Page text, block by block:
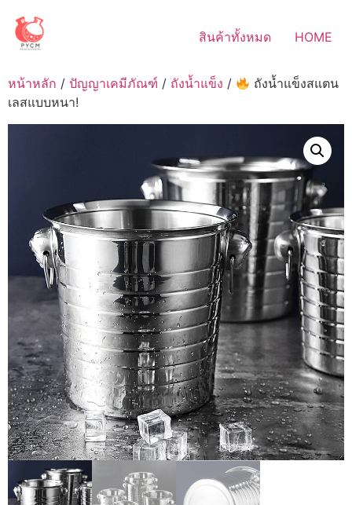
content
สินค้าทั้งหมด HOME
หน้าหลัก / ปัญญาเคมีภัณฑ์ / ถังน้ำแข็ง /
ถังน้ำแข็งสแตน
เลสแบบหนา!